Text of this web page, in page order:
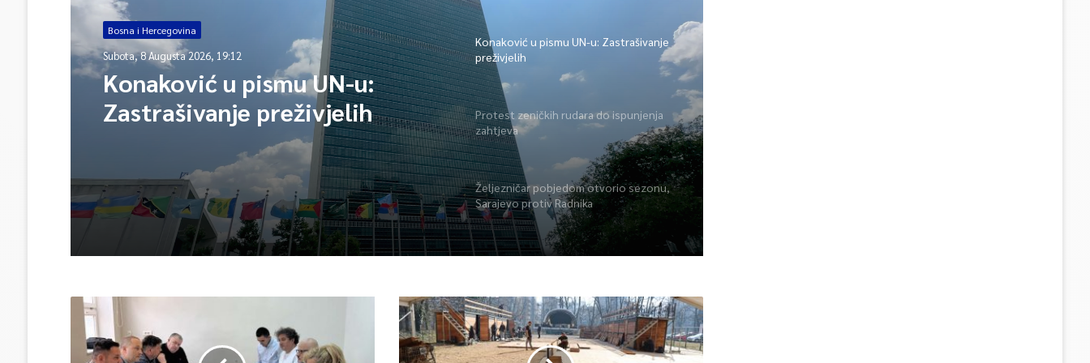
Bosna i Hercegovina
Subota, 8 Augusta 2026, 19:12
Konaković u pismu UN-u:
Zastrašivanje preživjelih
Konaković u pismu UN-u: Zastrašivanje
preživjelih
Protest zeničkih rudara do ispunjenja
zahtjeva
Željezničar pobjedom otvorio sezonu,
Sarajevo protiv Radnika